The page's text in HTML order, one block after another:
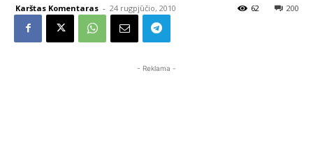
Karštas Komentaras - 24 rugpjūčio, 2010 200
62
- Reklama -